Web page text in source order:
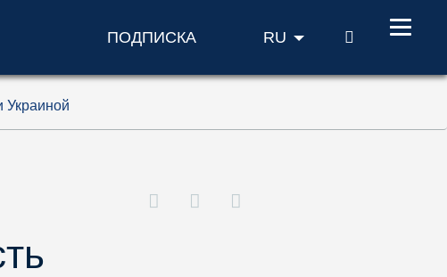
ПОДПИСКА RU ПОИСК
Украиной